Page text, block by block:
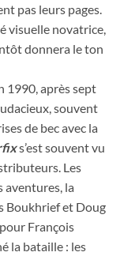
pas leurs pages.
visuelle novatrice,
donnera le ton
1990, après sept
souvent
de bec avec la
s’est souvent vu
Les
aventures, la
Boukhrief et Doug
François
la bataille : les